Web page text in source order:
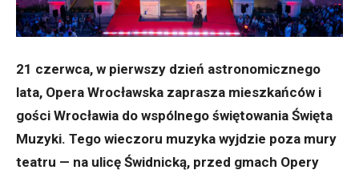
21 czerwca, w pierwszy dzień astronomicznego
lata, Opera Wrocławska zaprasza mieszkańców i
gości Wrocławia do wspólnego świętowania Święta
Muzyki. Tego wieczoru muzyka wyjdzie poza mury
teatru — na ulicę Świdnicką, przed gmach Opery